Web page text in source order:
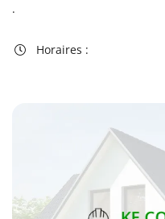
En cochant cette case, vous
l'adresse email indiqué ci-dessus.
utilisant le formulaire de
.
 Horaires :